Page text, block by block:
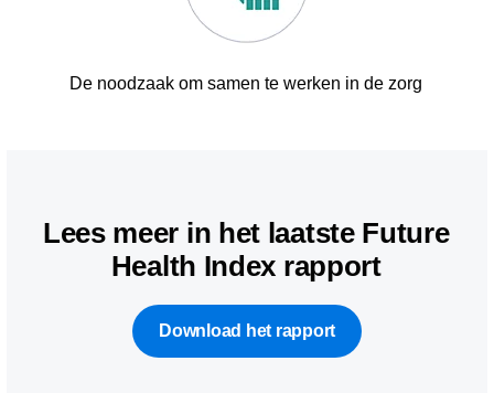
De noodzaak om samen te werken in de zorg
Lees meer in het laatste Future
Health Index rapport
Download het rapport